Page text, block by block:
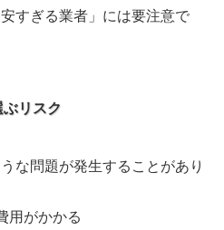
すぎる業者」には要注意で
リスク
な問題が発生することがあり
用がかかる